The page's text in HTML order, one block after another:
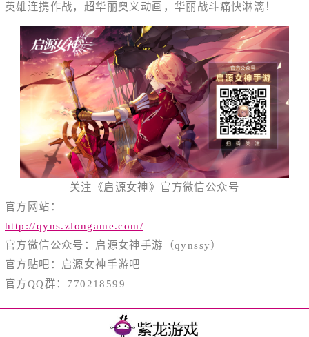
英雄连携作战，超华丽奥义动画，华丽战斗痛快淋漓！
关注《启源女神》官方微信公众号
官方网站：
http://qyns.zlongame.com/
官方微信公众号：启源女神手游（qynssy）
官方贴吧：启源女神手游吧
官方QQ群：770218599